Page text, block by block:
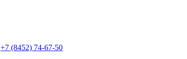
+7 (8452) 74-67-50